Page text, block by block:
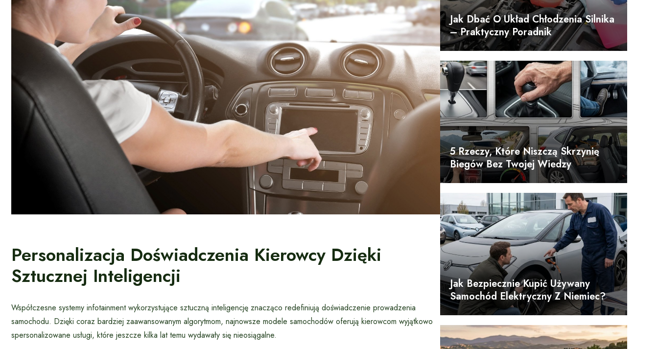
Personalizacja Doświadczenia Kierowcy Dzięki
Sztucznej Inteligencji
Współczesne systemy infotainment wykorzystujące sztuczną inteligencję znacząco redefiniują doświadczenie prowadzenia
samochodu. Dzięki coraz bardziej zaawansowanym algorytmom, najnowsze modele samochodów oferują kierowcom wyjątkowo
spersonalizowane usługi, które jeszcze kilka lat temu wydawały się nieosiągalne.
Jak Dbać O Układ Chłodzenia Silnika
– Praktyczny Poradnik
5 Rzeczy, Które Niszczą Skrzynię
Biegów Bez Twojej Wiedzy
Jak Bezpiecznie Kupić Używany
Samochód Elektryczny Z Niemiec?